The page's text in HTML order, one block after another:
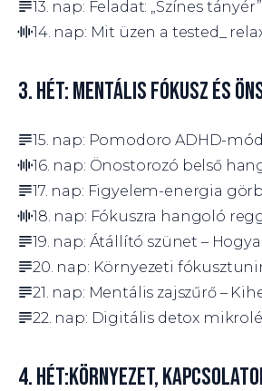
14. nap: Mit üzen a tested_
3. HÉT: MENTÁLIS FÓKUSZ ÉS
16. nap: Önostorozó belső
22. nap: Digitális detox
4. HÉT:KÖRNYEZET,